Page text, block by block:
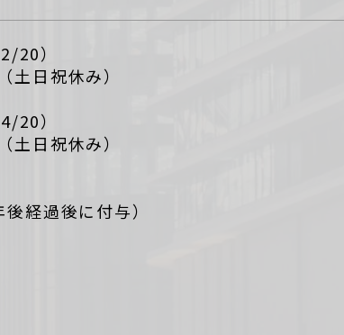
20）
土日祝休み）
20）
土日祝休み）
経過後に付与）